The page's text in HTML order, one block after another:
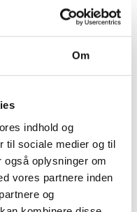
Om
indhold og
til sociale medier og til
oplysninger om
vores partnere inden
og
ansvarlighed og
giver flere midler. Fra
princip, der betyder,
økonomisk og
aftaler om politisk
med de
engagement og
Det gælder særligt